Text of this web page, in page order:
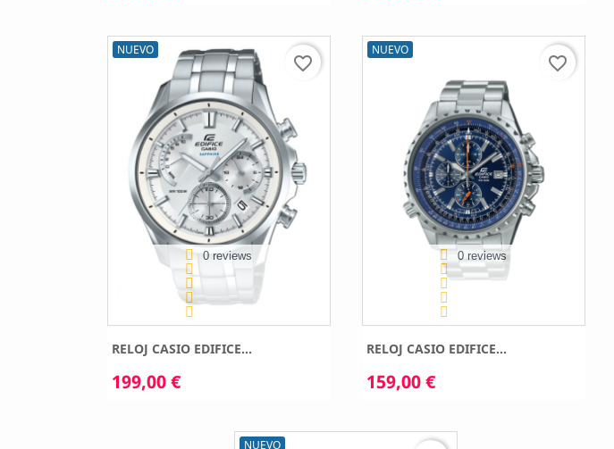
NUEVO
0 reviews
RELOJ CASIO EDIFICE...
199,00 €
favorite_border
NUEVO
0 reviews
RELOJ CASIO EDIFICE...
159,00 €
favorite_border
NUEVO